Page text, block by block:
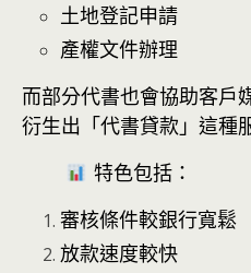
土地登記申請
產權文件辦理
而部分代書也會協助客戶
衍生出「代書貸款」這種
特色包括：
審核條件較銀行寬鬆
放款速度較快